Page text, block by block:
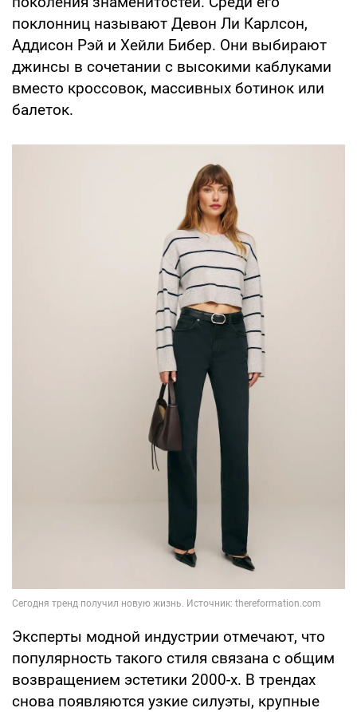
поклонниц называют Девон Ли Карлсон,
Аддисон Рэй и Хейли Бибер. Они выбирают
джинсы в сочетании с высокими каблуками
вместо кроссовок, массивных ботинок или
балеток.
Эксперты модной индустрии отмечают, что
популярность такого стиля связана с общим
возвращением эстетики 2000-х. В трендах
снова появляются узкие силуэты, крупные